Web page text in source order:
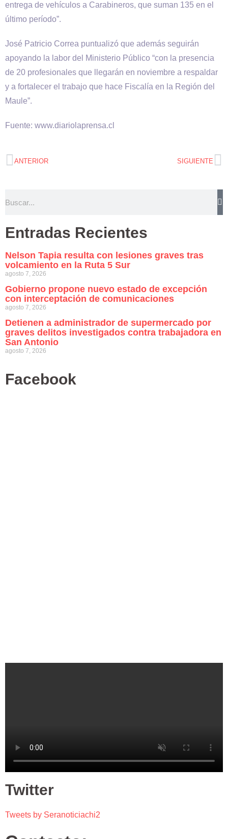
entrega de vehículos a Carabineros, que suman 135 en el
último período”.
José Patricio Correa puntualizó que además seguirán
apoyando la labor del Ministerio Público “con la presencia
de 20 profesionales que llegarán en noviembre a respaldar
y a fortalecer el trabajo que hace Fiscalía en la Región del
Maule”.
Fuente: www.diariolaprensa.cl
ANTERIOR SIGUIENTE
Entradas Recientes
Nelson Tapia resulta con lesiones graves tras
volcamiento en la Ruta 5 Sur
agosto 7, 2026
Gobierno propone nuevo estado de excepción
con interceptación de comunicaciones
agosto 7, 2026
Detienen a administrador de supermercado por
graves delitos investigados contra trabajadora en
San Antonio
agosto 7, 2026
Facebook
Twitter
Tweets by Seranoticiachi2